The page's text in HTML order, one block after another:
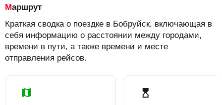
Маршрут
Краткая сводка о поездке в Бобруйск, включающая в
себя информацию о расстоянии между городами,
времени в пути, а также времени и месте
отправления рейсов.